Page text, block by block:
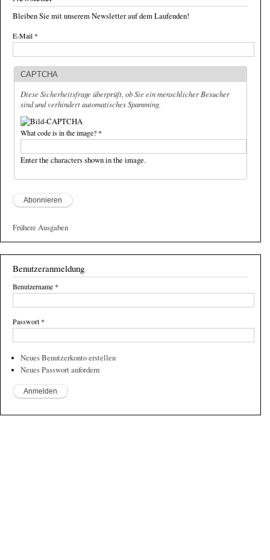
Bleiben Sie mit unserem Newsletter auf dem Laufenden!
E-Mail *
CAPTCHA
Diese Sicherheitsfrage überprüft, ob Sie ein menschlicher Besucher
sind und verhindert automatisches Spamming.
What code is in the image? *
Enter the characters shown in the image.
Frühere Ausgaben
Benutzeranmeldung
Benutzername *
Passwort *
Neues Benutzerkonto erstellen
Neues Passwort anfordern